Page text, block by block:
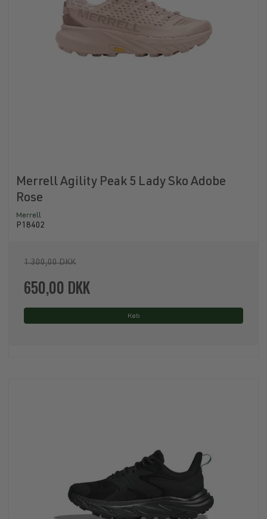
Merrell Agility Peak 5 Lady Sko Adobe
Rose
Merrell
P18402
1.300,00 DKK
650,00 DKK
Køb